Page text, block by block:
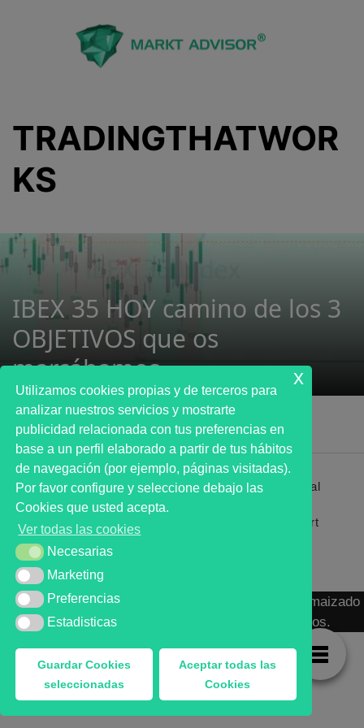
TRADINGTHATWOR
KS
IBEX 35 HOY camino de los 3
OBJETIVOS que os
marcábamos
Primer analista bursátil automatizado profesional
que ayuda a la decisión | First automated stock
markets analyst software as a desission support
system.
MARKT ADVISOR ® 2016 :: Análisis Bursátil Automaizado
de Activos Cotizados en Mercados Organizados.
Utilizamos cookies propias y de terceros para
analizar nuestros servicios y mostrarte
publicidad relacionada con tus preferencias en
base a un perfil elaborado a partir de tus hábitos
de navegación (por ejemplo, páginas visitadas).
Por favor configure y seleccione debajo las
Cookies que usted acepta.
Ver todas las cookies
NecesariasNecesarias
MarketingMarketing
Preferencias
Preferencias
Estadisticas
Estadisticas
Guardar Cookies
seleccionadas
Aceptar todas las
Cookies
x